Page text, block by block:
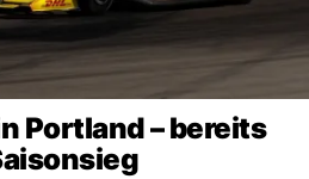
Portland – bereits